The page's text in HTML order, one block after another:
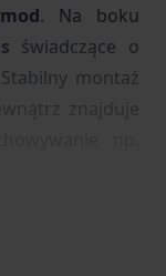
. Na boku
świadczące o
montaż
znajduje